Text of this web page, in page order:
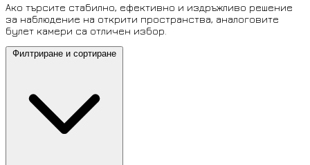
Ако търсите стабилно, ефективно и издръжливо решение
за наблюдение на открити пространства, аналоговите
булет камери са отличен избор.
Филтриране и сортиране